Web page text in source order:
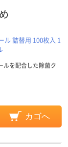
ル 詰替用 100枚入 1
ルを配合した除菌ク
カゴへ